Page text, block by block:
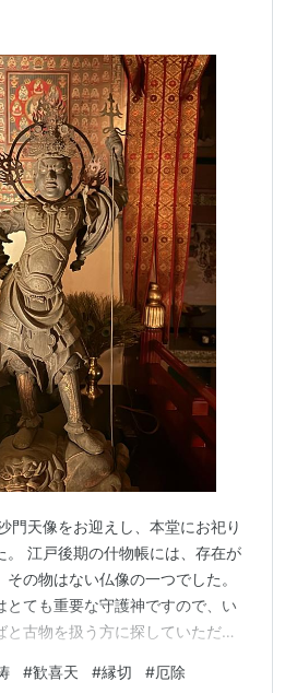
嫌な出来事は…
門天像をお迎えし、本堂にお祀り
。 江戸後期の什物帳には、存在が
の物はない仏像の一つでした。
とても重要な守護神ですので、い
古物を扱う方に探していただい
に真言を唱えておりました。 浴
#歓喜天 #縁切 #厄除